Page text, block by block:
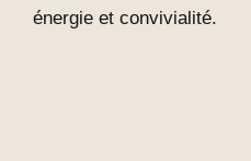
énergie et convivialité.